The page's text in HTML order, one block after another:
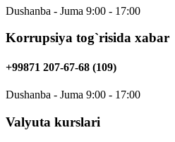
Dushanba - Juma 9:00 - 17:00
Korrupsiya tog`risida xabar
+99871 207-67-68 (109)
Dushanba - Juma 9:00 - 17:00
Valyuta kurslari